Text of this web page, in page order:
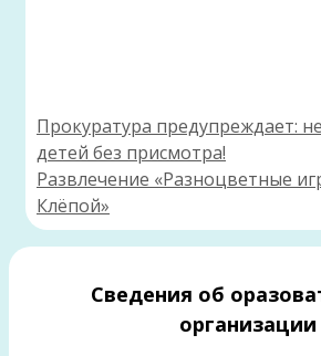
Прокуратура предупреждает:
детей без присмотра!
Развлечение «Разноцветные
Клёпой»
Сведения об
организации